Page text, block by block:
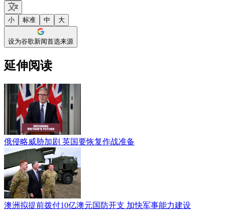
小 标准 中 大
设为谷歌新闻首选来源
延伸阅读
俄侵略威胁加剧 英国要恢复作战准备
澳洲拟提前拨付10亿澳元国防开支 加快军事能力建设